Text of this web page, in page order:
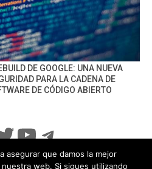
DE GOOGLE: UNA NUEVA
PARA LA CADENA DE
DE CÓDIGO ABIERTO
YouTube
Telegram
asegurar que damos la mejor
web. Si sigues utilizando